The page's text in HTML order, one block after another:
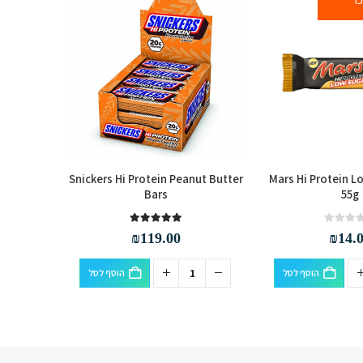
Mars Hi Protein
55g
₪
הוסף לסל
Snickers Hi Protein Peanut Butter
Bars
₪119.00
הוסף לסל